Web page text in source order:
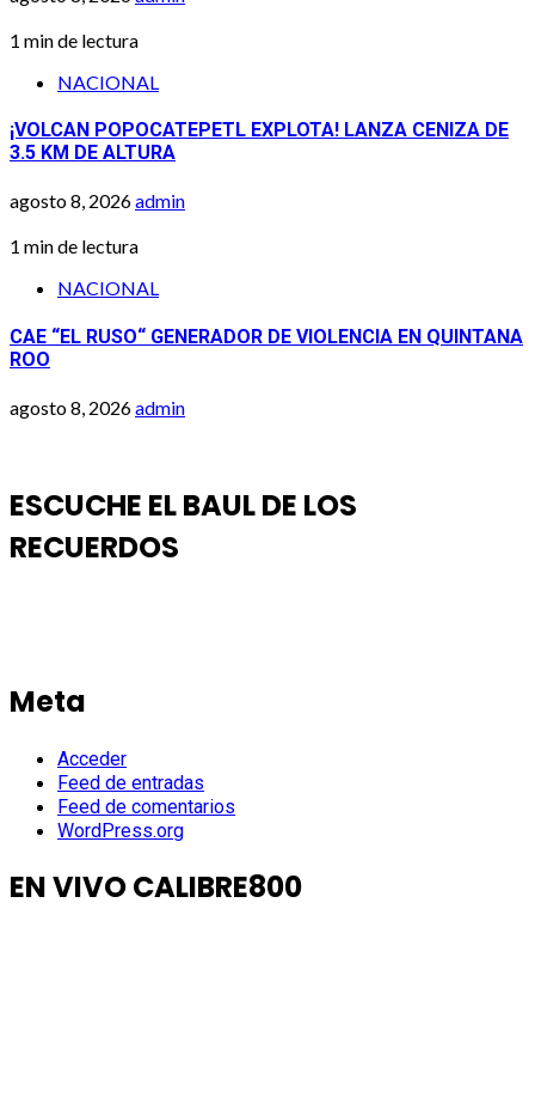
1 min de lectura
NACIONAL
¡VOLCAN POPOCATEPETL EXPLOTA! LANZA CENIZA DE
3.5 KM DE ALTURA
agosto 8, 2026admin
1 min de lectura
NACIONAL
CAE “EL RUSO“ GENERADOR DE VIOLENCIA EN QUINTANA
ROO
agosto 8, 2026admin
ESCUCHE EL BAUL DE LOS
RECUERDOS
Meta
Acceder
Feed de entradas
Feed de comentarios
WordPress.org
EN VIVO CALIBRE800